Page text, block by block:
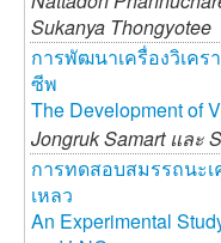
Sukanya Thongyotee
การพัฒนาเครื่องวิเคร
ซีพ
The Development of
Jongruk Samart และ
การทดสอบสมรรถนะ
เหลว
An Experimental